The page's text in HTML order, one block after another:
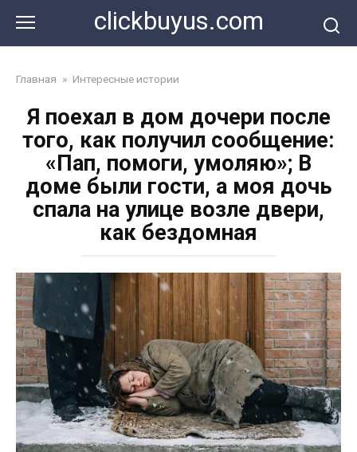
контенту
clickbuyus.com
Главная » Интересные истории
Я поехал в дом дочери после
того, как получил сообщение:
«Пап, помоги, умоляю»; В
доме были гости, а моя дочь
спала на улице возле двери,
как бездомная